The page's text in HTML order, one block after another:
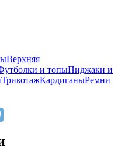
Верхняя
и топыПиджаки и
ТрикотажКардиганыРемни